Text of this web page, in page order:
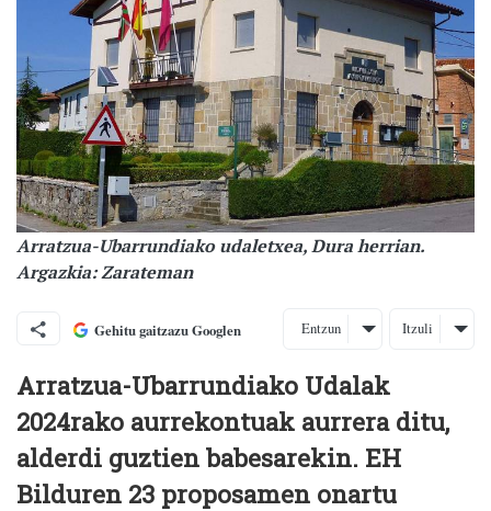
Arratzua-Ubarrundiako udaletxea, Dura herrian.
Argazkia: Zarateman
Gehitu gaitzazu Googlen Entzun Itzuli
Arratzua-Ubarrundiako Udalak
2024rako aurrekontuak aurrera ditu,
alderdi guztien babesarekin. EH
Bilduren 23 proposamen onartu